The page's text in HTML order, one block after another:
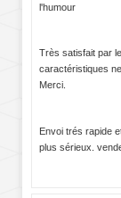
l'humour
Très satisfait par
caractéristiques
Merci.
Envoi trés rapide
plus sérieux.